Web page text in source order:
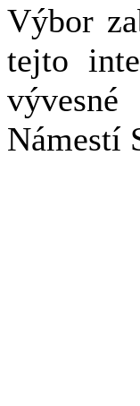
Výbor
tejto
Námestí